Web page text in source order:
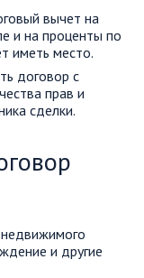
вычет на
и на проценты по
иметь место.
договор с
прав и
сделки.
и другие